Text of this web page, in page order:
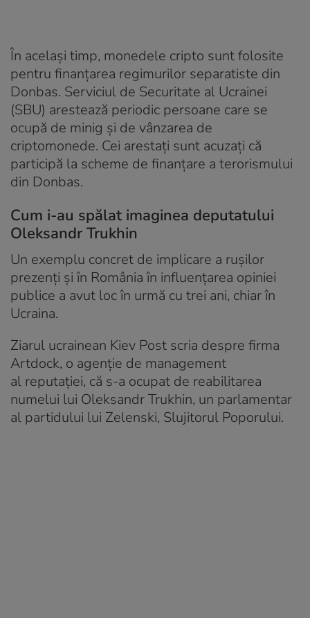
În același timp, monedele cripto sunt folosite
pentru finanțarea regimurilor separatiste din
Donbas. Serviciul de Securitate al Ucrainei
(SBU) arestează periodic persoane care se
ocupă de minig și de vânzarea de
criptomonede. Cei arestați sunt acuzați că
participă la scheme de finanțare a terorismului
din Donbas.
Cum i-au spălat imaginea deputatului
Oleksandr Trukhin
Un exemplu concret de implicare a rușilor
prezenți și în România în influențarea opiniei
publice a avut loc în urmă cu trei ani, chiar în
Ucraina.
Ziarul ucrainean Kiev Post scria despre firma
Artdock, o agenție de management
al reputației, că s-a ocupat de reabilitarea
numelui lui Oleksandr Trukhin, un parlamentar
al partidului lui Zelenski, Slujitorul Poporului.